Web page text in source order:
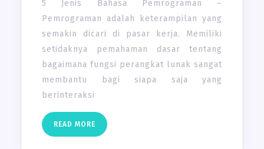
5 Jenis Bahasa Pemrograman –
Pemrograman adalah keterampilan yang
semakin dicari di pasar kerja. Memiliki
setidaknya pemahaman dasar tentang
bagaimana fungsi perangkat lunak sangat
membantu bagi siapa saja yang
berinteraksi
READ MORE READ
MORE